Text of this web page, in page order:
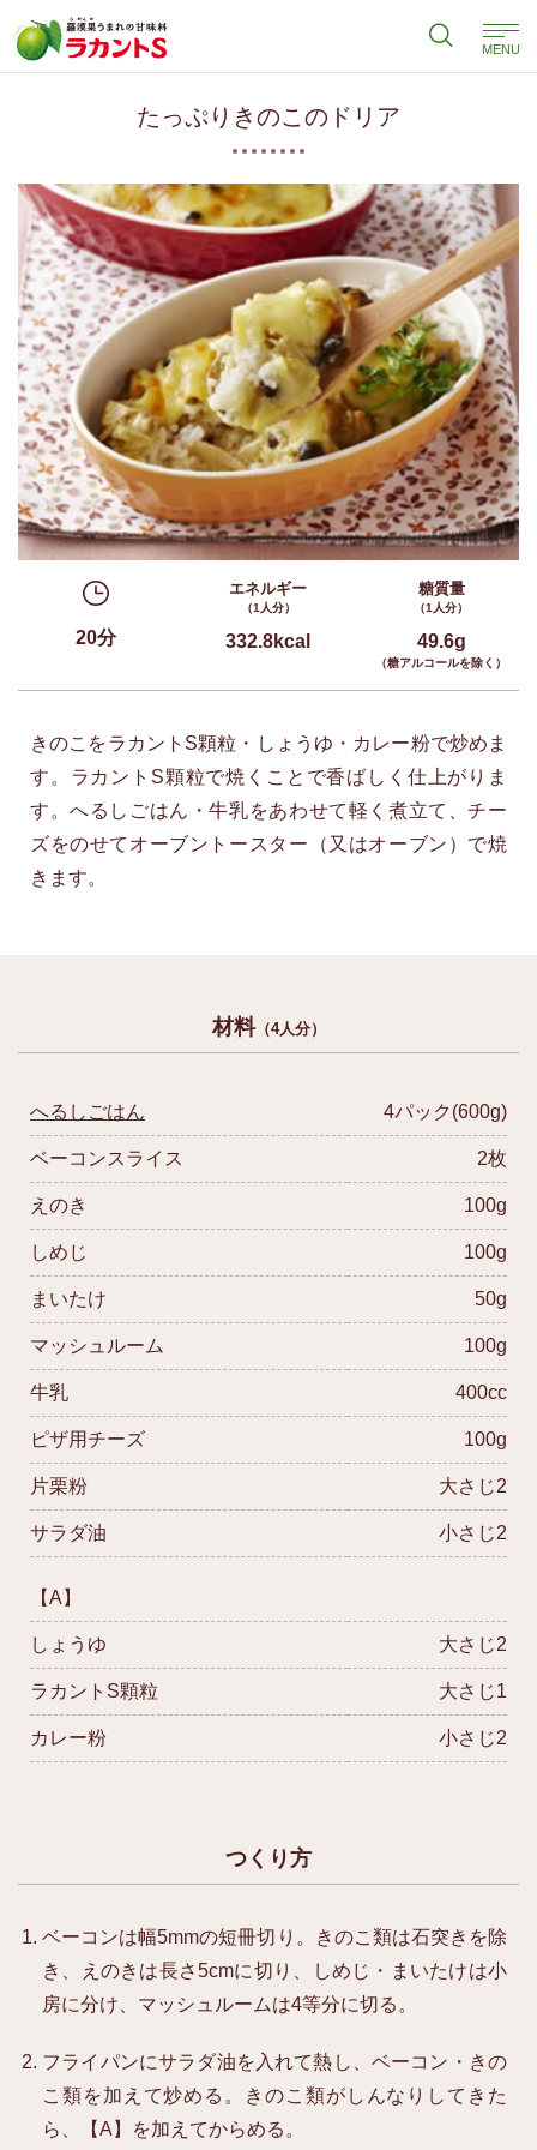
MENU
たっぷりきのこのドリア
20分
エネルギー
（1人分）
332.8kcal
糖質量
（1人分）
49.6g
（糖アルコールを除く）
きのこをラカントS顆粒・しょうゆ・カレー粉で炒めま
す。ラカントS顆粒で焼くことで香ばしく仕上がりま
す。へるしごはん・牛乳をあわせて軽く煮立て、チー
ズをのせてオーブントースター（又はオーブン）で焼
きます。
材料（4人分）
へるしごはん 4パック(600g)
ベーコンスライス 2枚
えのき 100g
しめじ 100g
まいたけ 50g
マッシュルーム 100g
牛乳 400cc
ピザ用チーズ 100g
片栗粉 大さじ2
サラダ油 小さじ2
【A】
しょうゆ 大さじ2
ラカントS顆粒 大さじ1
カレー粉 小さじ2
つくり方
ベーコンは幅5mmの短冊切り。きのこ類は石突きを除
き、えのきは長さ5cmに切り、しめじ・まいたけは小
房に分け、マッシュルームは4等分に切る。
フライパンにサラダ油を入れて熱し、ベーコン・きの
こ類を加えて炒める。きのこ類がしんなりしてきた
ら、【A】を加えてからめる。